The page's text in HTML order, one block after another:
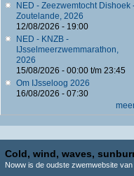
NED - Zeezwemtocht Dishoek
Zoutelande, 2026
12/08/2026 - 19:00
NED - KNZB -
IJsselmeerzwemmarathon,
2026
15/08/2026 - 00:00t/m 23:45
Om IJsseloog 2026
16/08/2026 - 07:30
Cold, wind, waves,
Noww is de oudste zwemwebsite